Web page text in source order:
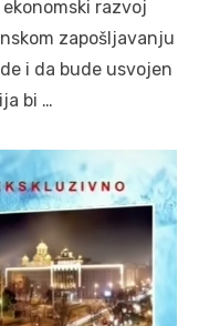
razvoj
zapošljavanju
i da bude usvojen
bi …